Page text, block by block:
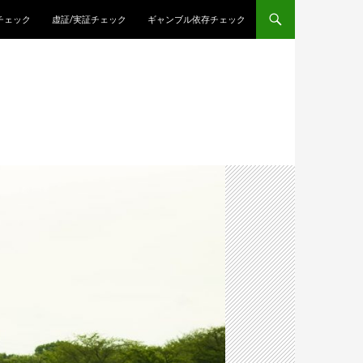
ェック 虚証/実証チェック ギャンブル依存チェック